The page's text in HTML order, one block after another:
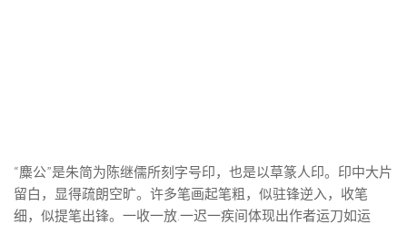
“麋公”是朱简为陈继儒所刻字号印，也是以草篆人印。印中大片
留白，显得疏朗空旷。许多笔画起笔粗，似驻锋逆入，收笔
细，似提笔出锋。一收一放.一迟一疾间体现出作者运刀如运